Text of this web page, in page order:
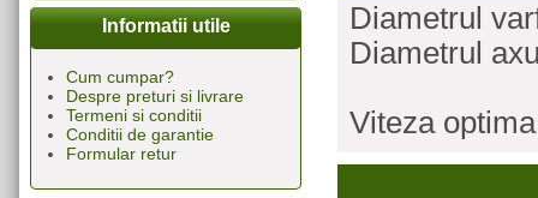
Informatii utile
Cum cumpar?
Despre preturi si livrare
Termeni si conditii
Conditii de garantie
Formular retur
Diametrul
Diametrul
Viteza